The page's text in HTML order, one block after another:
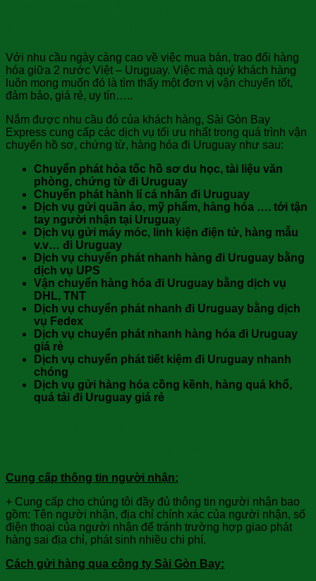
Với nhu cầu ngày càng cao về việc mua bán, trao đổi hàng
hóa giữa 2 nước Việt – Uruguay. Việc mà quý khách hàng
luôn mong muốn đó là tìm thấy một đơn vị vận chuyển tốt,
đảm bảo, giá rẻ, uy tín…..
Nắm được nhu cầu đó của khách hàng, Sài Gòn Bay
Express cung cấp các dịch vụ tối ưu nhất trong quá trình vận
chuyển hồ sơ, chứng từ, hàng hóa đi Uruguay như sau:
Chuyển phát hỏa tốc hồ sơ du học, tài liệu văn
phòng, chứng từ đi Uruguay
Chuyển phát hành lí cá nhân đi Uruguay
Dịch vụ gửi quần áo, mỹ phẩm, hàng hóa …. tới tận
tay người nhận tại Uruguay
Dịch vụ gửi máy móc, linh kiện điện tử, hàng mẫu
v.v… đi Uruguay
Dịch vụ chuyển phát nhanh hàng đi Uruguay bằng
dịch vụ UPS
Vận chuyển hàng hóa đi Uruguay bằng dịch vụ
DHL, TNT
Dịch vụ chuyển phát nhanh đi Uruguay bằng dịch
vụ Fedex
Dịch vụ chuyển phát nhanh hàng hóa đi Uruguay
giá rẻ
Dịch vụ chuyển phát tiết kiệm đi Uruguay nhanh
chóng
Dịch vụ gửi hàng hóa cồng kềnh, hàng quá khổ,
quá tải đi Uruguay giá rẻ
Cung cấp thông tin người nhận:
+ Cung cấp cho chúng tôi đầy đủ thông tin người nhận bao
gồm: Tên người nhận, địa chỉ chính xác của người nhận, số
điện thoại của người nhận để tránh trường hợp giao phát
hàng sai địa chỉ, phát sinh nhiều chi phí.
Cách gửi hàng qua công ty Sài Gòn Bay: